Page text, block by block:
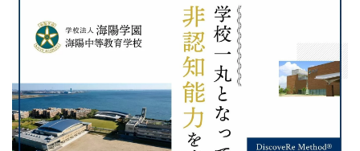
向
け